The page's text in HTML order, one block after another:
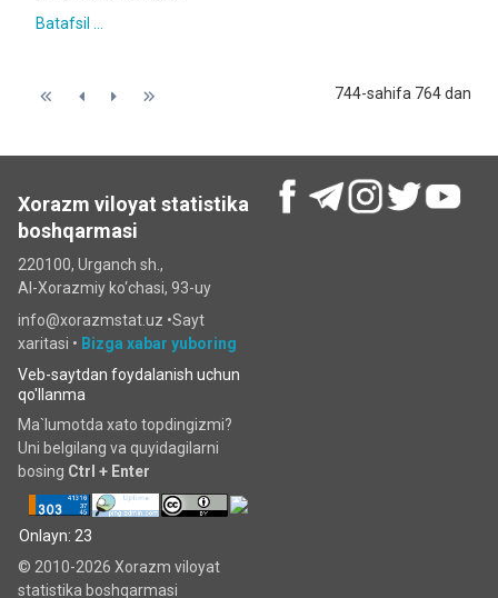
Batafsil ...
744-sahifa 764 dan
Xorazm viloyat statistika
boshqarmasi
220100, Urganch sh.,
Al-Xorazmiy ko‘chаsi, 93-uy
info@xorazmstat.uz •Sayt
xaritasi • Bizga xabar yuboring
Veb-saytdan foydalanish uchun
qo'llanma
Ma`lumotda xato topdingizmi?
Uni belgilang va quyidagilarni
bosing Ctrl + Enter
Onlayn: 23
© 2010-2026 Xorazm viloyat
statistika boshqarmasi